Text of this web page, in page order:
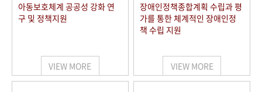
아동보호체계 공공성 강화 연
구 및 정책지원
VIEW MORE
장애인정책종합계획 수립과 평
가를 통한 체계적인 장애인정
책 수립 지원
VIEW MORE